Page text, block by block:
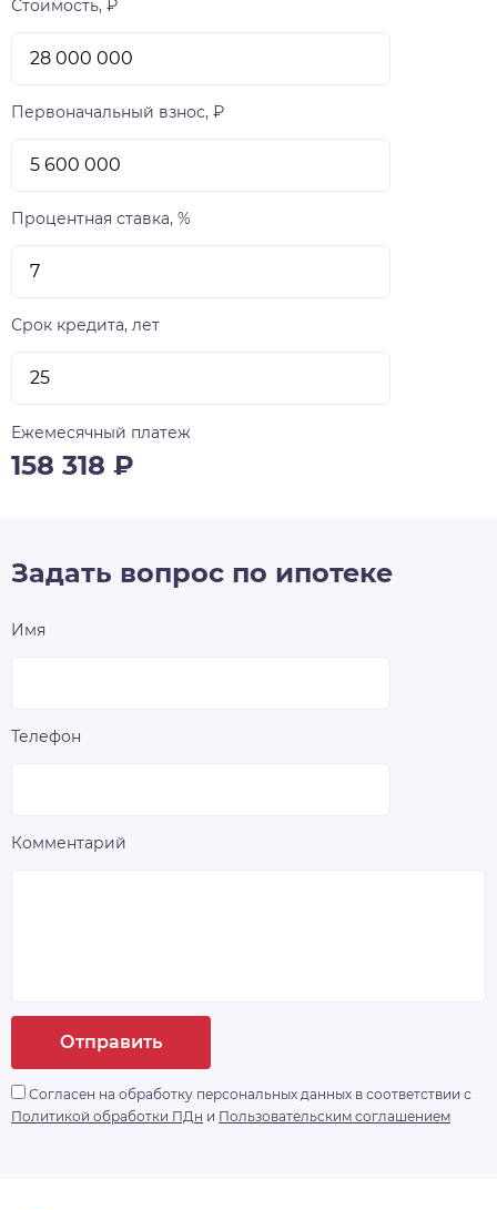
Стоимость, ₽
Первоначальный взнос, ₽
Процентная ставка, %
Срок кредита, лет
Ежемесячный платеж
158 318 ₽
Задать вопрос по ипотеке
Имя
Телефон
Комментарий
Отправить
Согласен на обработку персональных данных в соответствии с
Политикой обработки ПДн и Пользовательским соглашением